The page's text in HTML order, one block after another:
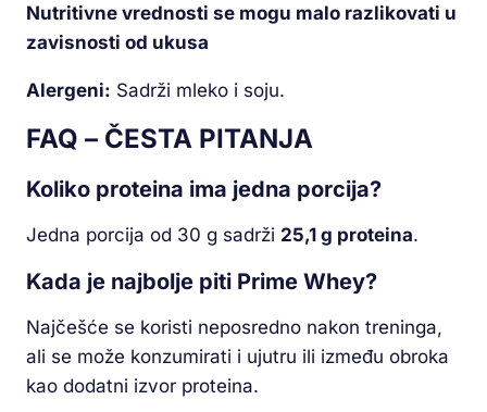
Nutritivne vrednosti se mogu malo razlikovati u
zavisnosti od ukusa
Alergeni: Sadrži mleko i soju.
FAQ – ČESTA PITANJA
Koliko proteina ima jedna porcija?
Jedna porcija od 30 g sadrži 25,1 g proteina.
Kada je najbolje piti Prime Whey?
Najčešće se koristi neposredno nakon treninga,
ali se može konzumirati i ujutru ili između obroka
kao dodatni izvor proteina.